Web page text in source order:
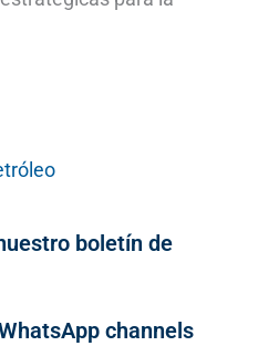
boletín de
channels